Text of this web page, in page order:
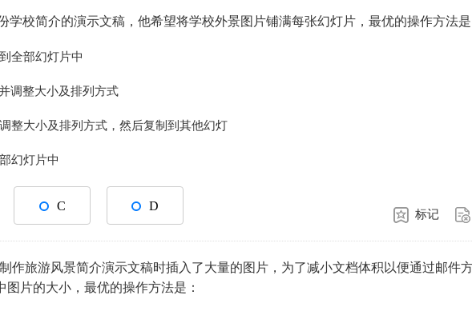
学校简介的演示文稿，他希望将学校外景图片铺满每张幻灯片，最优的操作方法
全部幻灯片中
调整大小及排列方式
整大小及排列方式，然后复制到其他幻灯
幻灯片中
C D
标记
制作旅游风景简介演示文稿时插入了大量的图片，为了减小文档体积以便通过邮件
片的大小，最优的操作方法是：